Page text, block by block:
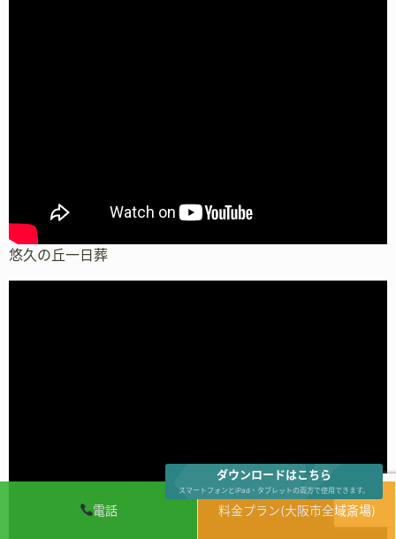
電話 料金プラン(大阪市全域斎場)
悠久の丘一日葬
ダウンロードはこちら
スマートフォンとiPad・タブレットの両方で使用できます。